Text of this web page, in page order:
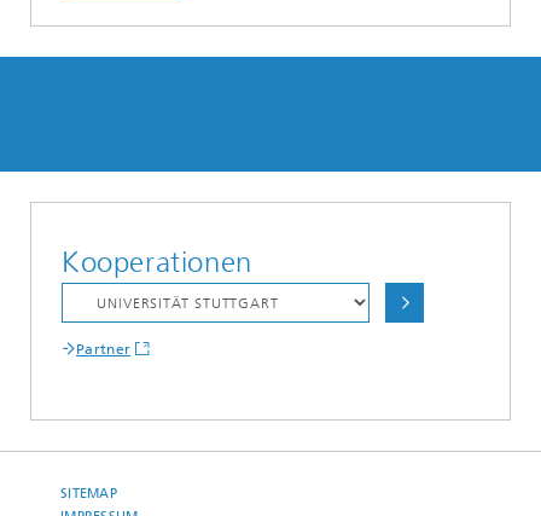
Kooperationen
Partner
SITEMAP